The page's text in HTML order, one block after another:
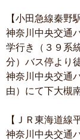
【小田急線秦野
神奈川中央交通
学行き（３９系
分）バス停より
神奈川中央交通
由）にて下大槻
【ＪＲ東海道線
神奈川中央交通